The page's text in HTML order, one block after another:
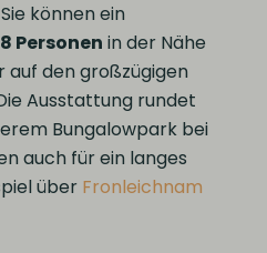
können ein
Personen in der Nähe
auf den großzügigen
Ausstattung rundet
Bungalowpark bei
auch für ein langes
über Fronleichnam